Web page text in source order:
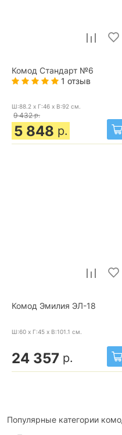
Комод Стандарт №6
1 отзыв
Ш:88.2 x Г:46 x В:92 см.
9 432 р.
5 848 р.
Комод Эмилия ЭЛ-18
Ш:60 x Г:45 x В:101.1 см.
24 357 р.
Популярные категории